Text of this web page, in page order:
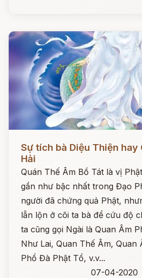
Sự tích bà Diệu Thiện hay
Hải
Quán Thế Âm Bồ Tát là vị
gần như bậc nhất trong Đạo
người đã chứng quả Phật,
lẫn lộn ở cõi ta bà để cứu độ
ta cũng gọi Ngài là Quan Âm
Như Lai, Quan Thế Âm, Quan
Phổ Đà Phật Tổ, v.v...
07-04-2020